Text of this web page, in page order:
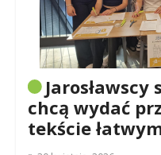
chcą wydać
tekście